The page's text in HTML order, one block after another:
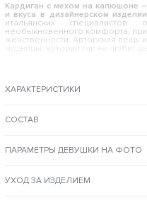
Кардиган с мехом на капюшоне
и вкуса в дизайнерском
итальянских
необыкновенного комфорта,
женственности. Авторская вещь
модницы, которая так не любит
гардеробе женщины для
зависимости от погодных
сочетать с трикотажными
Интернет-магазин одежды
ОСОБЕННОСТИ МОДЕЛИ
ХАРАКТЕРИСТИКИ
СОСТАВ
ПАРАМЕТРЫ ДЕВУШКИ НА ФОТО
УХОД ЗА ИЗДЕЛИЕМ